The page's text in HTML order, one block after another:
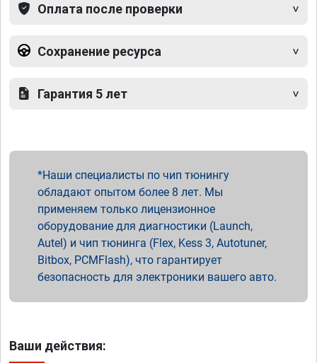
Оплата после проверки
Сохранение ресурса
Гарантия 5 лет
Наши специалисты по чип тюнингу
обладают опытом более 8 лет. Мы
применяем только лицензионное
оборудование для диагностики (Launch,
Autel) и чип тюнинга (Flex, Kess 3, Autotuner,
Bitbox, PCMFlash), что гарантирует
безопасность для электроники вашего авто.
Ваши действия: